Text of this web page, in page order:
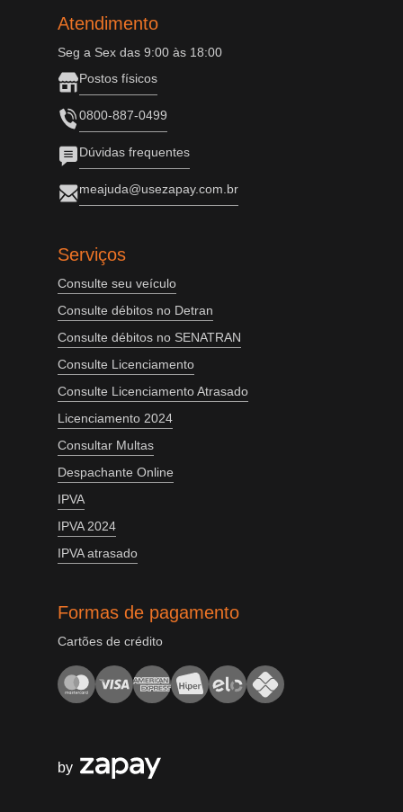
Atendimento
Seg a Sex das 9:00 às 18:00
Postos físicos
0800-887-0499
Dúvidas frequentes
meajuda@usezapay.com.br
Serviços
Consulte seu veículo
Consulte débitos no Detran
Consulte débitos no SENATRAN
Consulte Licenciamento
Consulte Licenciamento Atrasado
Licenciamento 2024
Consultar Multas
Despachante Online
IPVA
IPVA 2024
IPVA atrasado
Formas de pagamento
Cartões de crédito
by